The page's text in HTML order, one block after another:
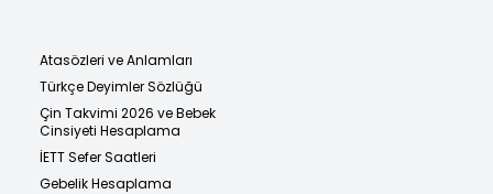
Atasözleri ve Anlamları
Türkçe Deyimler Sözlüğü
Çin Takvimi 2026 ve Bebek
Cinsiyeti Hesaplama
İETT Sefer Saatleri
Gebelik Hesaplama